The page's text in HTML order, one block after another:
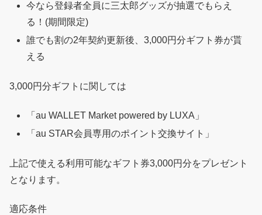
今なら登録者全員に三太郎グッズが抽選でもらえ
る！(期間限定)
誰でも割の2年契約更新後、3,000円分ギフト券が貰
える
3,000円分ギフトに関しては
「au WALLET Market powered by LUXA」
「au STAR会員専用のポイント交換サイト」
上記で使える利用可能なギフト券3,000円分をプレゼント
となります。
適応条件